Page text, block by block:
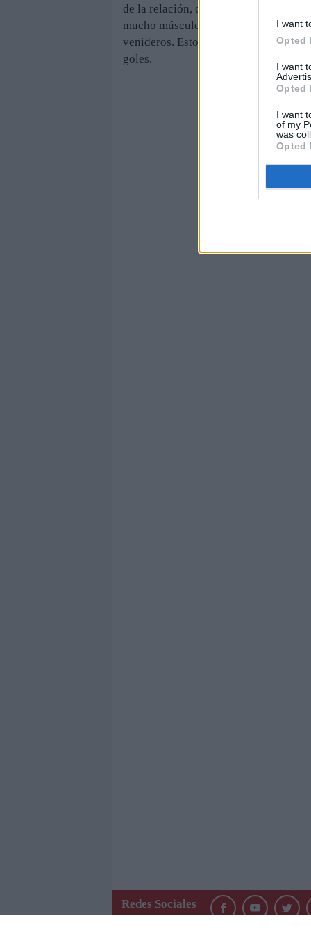
I want
Opted
I want
Opted
I want
of my
was
Opted
de la relación, controlar la pelota,
mucho músculo para volver a
venideros. Esto no se puede calificar
goles.
Redes Sociales